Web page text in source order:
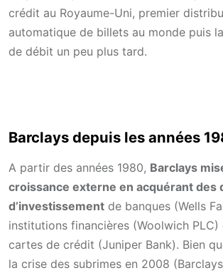
crédit au Royaume-Uni, premier
automatique de billets au monde puis
de débit un peu plus tard.
Barclays depuis les années
A partir des années 1980, Barclays
croissance externe en acquérant des
d’investissement de banques (Wells
institutions financières (Woolwich
cartes de crédit (Juniper Bank). Bien
la crise des subrimes en 2008